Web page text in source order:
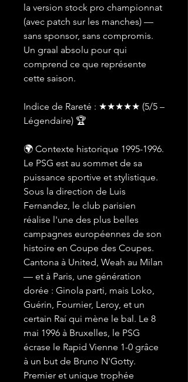
la version stock pro championnat
(avec patch sur les manches) —
sans sponsor, sans compromis.
Un graal absolu pour qui
comprend ce que représente
cette saison.
Indice de Rareté : ★★★★★ (5/5 –
Légendaire) 🏆
🌍 Contexte historique 1995-1996.
Le PSG est au sommet de sa
puissance sportive et stylistique.
Sous la direction de Luis
Fernandez, le club parisien
réalise l'une des plus belles
campagnes européennes de son
histoire en Coupe des Coupes.
Cantona à United, Weah au Milan
— et à Paris, une génération
dorée : Ginola parti, mais Loko,
Guérin, Fournier, Leroy, et un
certain Raí qui mène le bal. Le 8
mai 1996 à Bruxelles, le PSG
écrase le Rapid Vienne 1-0 grâce
à un but de Bruno N'Gotty.
Premier et unique trophée